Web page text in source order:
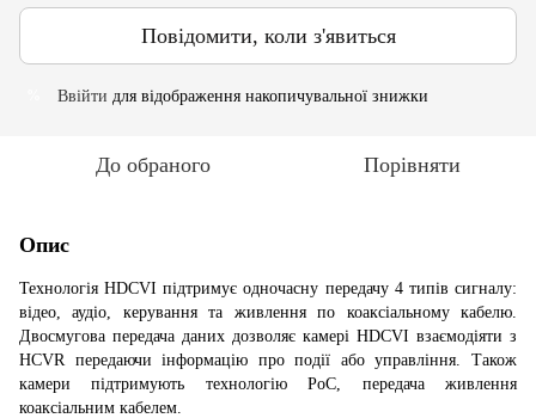
Повідомити, коли з'явиться
Ввійти для відображення накопичувальної знижки
До обраного Порівняти
Опис
Технологія HDCVI підтримує одночасну передачу 4 типів сигналу:
відео, аудіо, керування та живлення по коаксіальному кабелю.
Двосмугова передача даних дозволяє камері HDCVI взаємодіяти з
HCVR передаючи інформацію про події або управління. Також
камери підтримують технологію PoC, передача живлення
коаксіальним кабелем.